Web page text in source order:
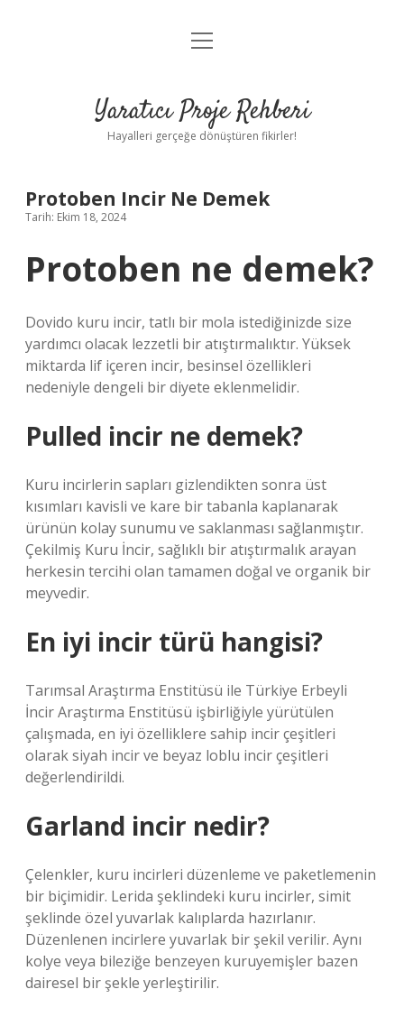
Anasayfa
Yasal Uyarı
menüyü
Yaratıcı Proje Rehberi
Hayalleri gerçeğe dönüştüren fikirler!
Protoben Incir Ne Demek
Tarih: Ekim 18, 2024
Protoben ne demek?
Dovido kuru incir, tatlı bir mola istediğinizde size
yardımcı olacak lezzetli bir atıştırmalıktır. Yüksek
miktarda lif içeren incir, besinsel özellikleri
nedeniyle dengeli bir diyete eklenmelidir.
Pulled incir ne demek?
Kuru incirlerin sapları gizlendikten sonra üst
kısımları kavisli ve kare bir tabanla kaplanarak
ürünün kolay sunumu ve saklanması sağlanmıştır.
Çekilmiş Kuru İncir, sağlıklı bir atıştırmalık arayan
herkesin tercihi olan tamamen doğal ve organik bir
meyvedir.
En iyi incir türü hangisi?
Tarımsal Araştırma Enstitüsü ile Türkiye Erbeyli
İncir Araştırma Enstitüsü işbirliğiyle yürütülen
çalışmada, en iyi özelliklere sahip incir çeşitleri
olarak siyah incir ve beyaz loblu incir çeşitleri
değerlendirildi.
Garland incir nedir?
Çelenkler, kuru incirleri düzenleme ve paketlemenin
bir biçimidir. Lerida şeklindeki kuru incirler, simit
şeklinde özel yuvarlak kalıplarda hazırlanır.
Düzenlenen incirlere yuvarlak bir şekil verilir. Aynı
kolye veya bileziğe benzeyen kuruyemişler bazen
dairesel bir şekle yerleştirilir.